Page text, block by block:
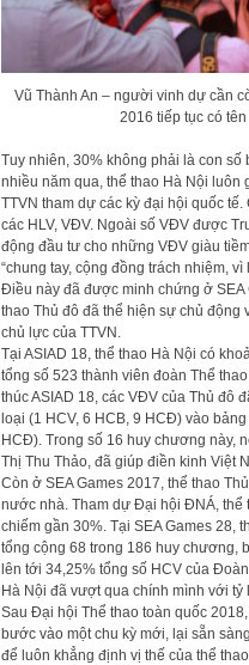
Vũ Thành An – người vinh dự cần
2016 tiếp tục có
Tuy nhiên, 30% không phải là con
nhiều năm qua, thể thao Hà Nội
TTVN tham dự các kỳ đại hội quốc
các HLV, VĐV. Ngoài số VĐV được
động đầu tư cho những VĐV giàu
“chung tay, cộng đồng trách nhiệm, vì
Điều này đã được minh chứng ở SEA
thao Thủ đô đã thể hiện sự chủ
chủ lực của TTVN.
Tại ASIAD 18, thể thao Hà Nội có
tổng số 523 thành viên đoàn Thể
thúc ASIAD 18, các VĐV của Thủ đô
loại (1 HCV, 6 HCB, 9 HCĐ) vào
HCĐ). Trong số 16 huy chương này,
Thị Thu Thảo, đã giúp điền kinh Việt
Còn ở SEA Games 2017, thể thao
nước nhà. Tham dự Đại hội ĐNÁ, thể
chiếm gần 30%. Tại SEA Games 28,
tổng cộng 68 trong 186 huy chương,
lên tới 34,25% tổng số HCV của
Hà Nội đã vượt qua chính mình với
Sau Đại hội Thể thao toàn quốc
bước vào một chu kỳ mới, lại sẵn
để luôn khẳng định vị thế của thể